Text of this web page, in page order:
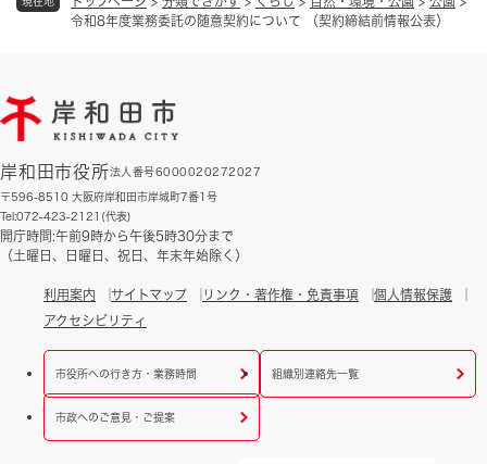
令和8年度業務委託の随意契約について （契約締結前情報公表）
岸和田市役所法人番号6000020272027
〒596-8510 大阪府岸和田市岸城町7番1号
Tel:072-423-2121(代表)
開庁時間:午前9時から午後5時30分まで
（土曜日、日曜日、祝日、年末年始除く）
利用案内 サイトマップ リンク・著作権・免責事項
個人情報保護
アクセシビリティ
市役所への行き方・業務時間 組織別連絡先一覧
市政へのご意見・ご提案